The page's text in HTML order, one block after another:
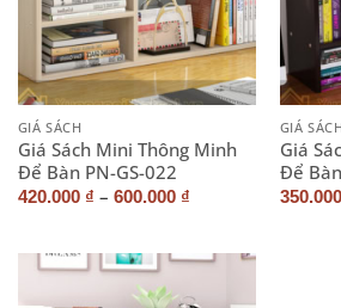
GIÁ SÁCH
Giá Sách Mini Thông Minh
Để Bàn PN-GS-022
420.000 ₫ – 600.000 ₫
GIÁ SÁCH
Giá
Để
350.000